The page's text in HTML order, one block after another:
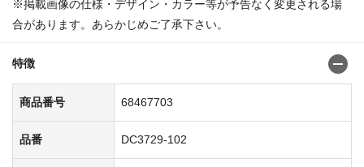
※掲載画像の仕様・デザイン・カラー等が予告なく変更される場
合があります。あらかじめご了承下さい。
特徴
商品番号 68467703
品番 DC3729-102